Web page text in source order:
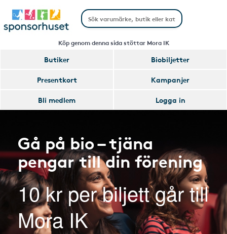
Köp genom denna sida stöttar Mora IK
Butiker
Biobiljetter
Presentkort
Kampanjer
Bli medlem
Logga in
Gå på bio – tjäna
pengar till din förening
10 kr per biljett går till
Mora IK